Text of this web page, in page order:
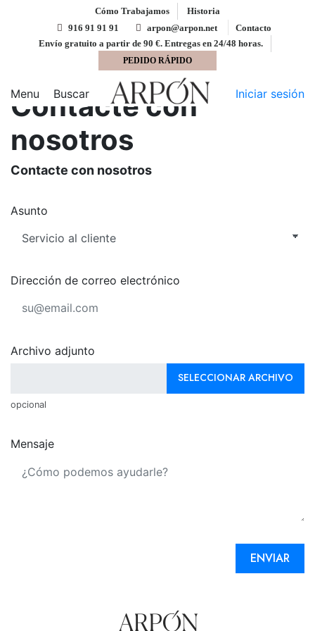
Cómo Trabajamos
Historia
916 91 91 91
arpon@arpon.net
Contacto
Envío gratuito a partir de 90 €. Entregas en 24/48 horas.
PEDIDO RÁPIDO
Menu Buscar Iniciar sesión
Contacte con nosotros
Contacte con
nosotros
Contacte con nosotros
Asunto
Dirección de correo electrónico
Archivo adjunto
SELECCIONAR ARCHIVO
opcional
Mensaje